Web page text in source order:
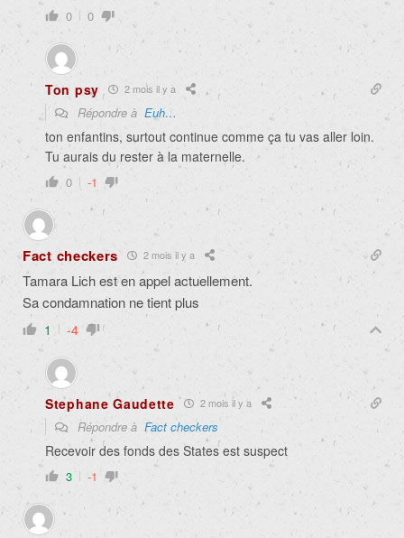
0 0
Ton psy 2 mois il y a
Répondre à Euh…
ton enfantins, surtout continue comme ça tu vas aller loin.
Tu aurais du rester à la maternelle.
0 -1
Fact checkers 2 mois il y a
Tamara Lich est en appel actuellement.
Sa condamnation ne tient plus
1 -4
Stephane Gaudette 2 mois il y a
Répondre à Fact checkers
Recevoir des fonds des States est suspect
3 -1